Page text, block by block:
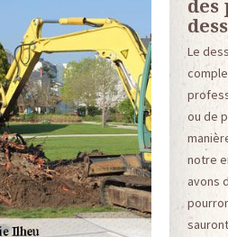
des
Le
ou de
notre
avons